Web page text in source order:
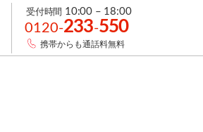
受付時間 10:00 – 18:00
0120-233-550
携帯からも通話料無料